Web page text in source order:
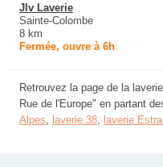
Jlv Laverie
Sainte-Colombe
8 km
Fermée, ouvre à 6h
Retrouvez la page de la
Rue de l'Europe" en partant
Alpes
laverie 38 laverie